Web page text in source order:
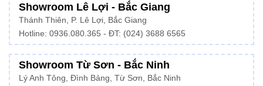
Showroom Lê Lợi - Bắc Giang
Thánh Thiên, P. Lê Lợi, Bắc Giang
Hotline: 0936.080.365 - ĐT: (024) 3688 6565
Showroom Từ Sơn - Bắc Ninh
Lý Anh Tông, Đình Bảng, Từ Sơn, Bắc Ninh